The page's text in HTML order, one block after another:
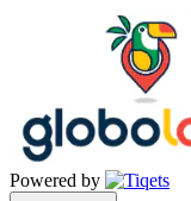
Powered by